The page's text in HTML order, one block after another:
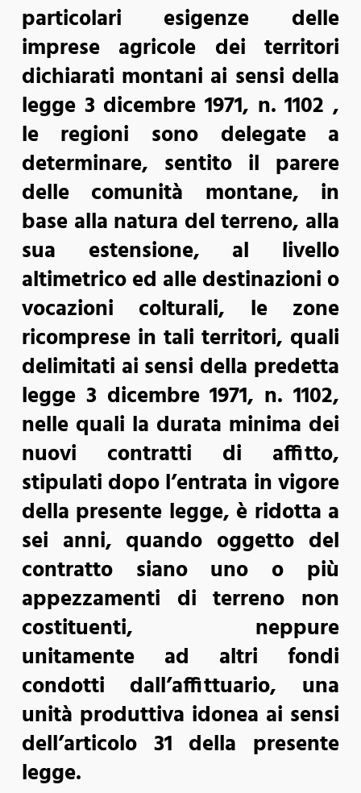
particolari esigenze delle
imprese agricole dei territori
dichiarati montani ai sensi della
legge 3 dicembre 1971, n. 1102 ,
le regioni sono delegate a
determinare, sentito il parere
delle comunità montane, in
base alla natura del terreno, alla
sua estensione, al livello
altimetrico ed alle destinazioni o
vocazioni colturali, le zone
ricomprese in tali territori, quali
delimitati ai sensi della predetta
legge 3 dicembre 1971, n. 1102,
nelle quali la durata minima dei
nuovi contratti di affitto,
stipulati dopo l’entrata in vigore
della presente legge, è ridotta a
sei anni, quando oggetto del
contratto siano uno o più
appezzamenti di terreno non
costituenti, neppure
unitamente ad altri fondi
condotti dall’affittuario, una
unità produttiva idonea ai sensi
dell’articolo 31 della presente
legge.